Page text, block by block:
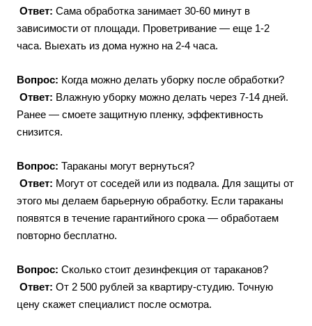
Ответ: Сама обработка занимает 30-60 минут в
зависимости от площади. Проветривание — еще 1-2
часа. Выехать из дома нужно на 2-4 часа.
Вопрос: Когда можно делать уборку после обработки?
Ответ: Влажную уборку можно делать через 7-14 дней.
Ранее — смоете защитную пленку, эффективность
снизится.
Вопрос: Тараканы могут вернуться?
Ответ: Могут от соседей или из подвала. Для защиты от
этого мы делаем барьерную обработку. Если тараканы
появятся в течение гарантийного срока — обработаем
повторно бесплатно.
Вопрос: Сколько стоит дезинфекция от тараканов?
Ответ: От 2 500 рублей за квартиру-студию. Точную
цену скажет специалист после осмотра.